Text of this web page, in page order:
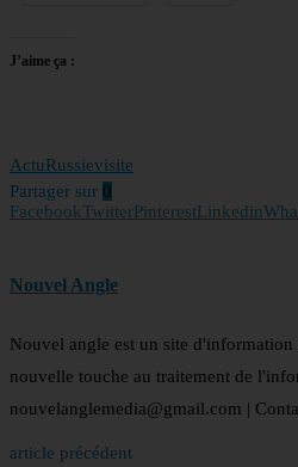
J’aime ça :
ActuRussievisite
Partager sur 0
FacebookTwitterPinterestLinkedin
Nouvel Angle
Nouvel angle est un site
nouvelle touche au traitement de
nouvelanglemedia@gmail.com |
article précédent